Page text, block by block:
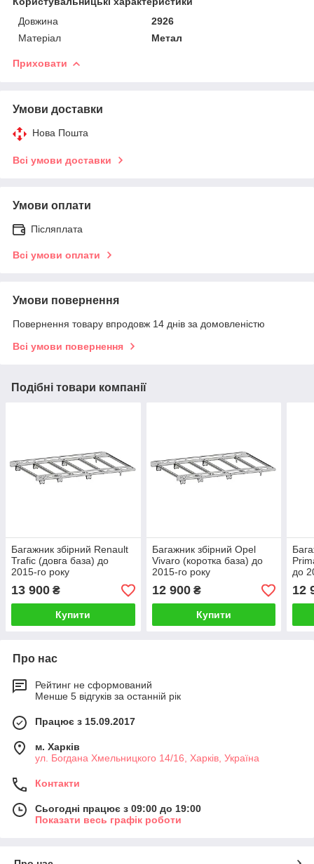
Довжина
2926
Матеріал
Метал
Приховати
Умови доставки
Нова Пошта
Всі умови доставки
Умови оплати
Післяплата
Всі умови оплати
Умови повернення
Повернення товару впродовж 14 днів за домовленістю
Всі умови повернення
Подібні товари компанії
Багажник збірний Renault
Trafic (довга база) до
2015-го року
13 900 ₴
Купити
Багажник збірний Opel
Vivaro (коротка база) до
2015-го року
12 900₴
Купити
до
12
Про нас
Рейтинг не сформований
Менше 5 відгуків за останній рік
Працює з 15.09.2017
м. Харків
ул. Богдана Хмельницкого 14/16, Харків, Україна
Контакти
Сьогодні працює з 09:00 до 19:00
Показати весь графік роботи